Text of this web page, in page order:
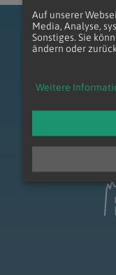
Auf unserer
Media, Analyse,
Sonstiges. Sie
ändern oder
Weitere